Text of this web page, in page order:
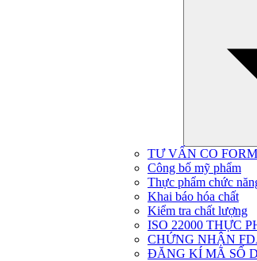
TƯ VẤN CO
Công bố mỹ phẩm
Thực phẩm chức
Khai báo hóa chất
Kiểm tra chất lượng
ISO 22000 THỰC
CHỨNG NHẬN
ĐĂNG KÍ MÃ SỐ